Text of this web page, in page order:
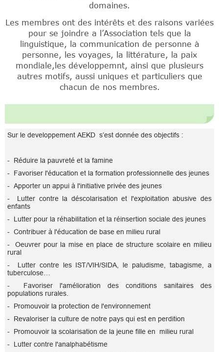
domaines.
Les membres ont des intérêts et des raisons variées
pour se joindre a l’Association tels que la
linguistique, la communication de personne à
personne, les voyages, la littérature, la paix
mondiale,les développemnt, ainsi que plusieurs
autres motifs, aussi uniques et particuliers que
chacun de nos membres.
Sur le developpement AEKD s’est donnée des objectifs :
- Réduire la pauvreté et la famine
- Favoriser l'éducation et la formation professionnelle des jeunes
- Apporter un appui à l'initiative privée des jeunes
- Lutter contre la déscolarisation et l'exploitation abusive des
enfants
- Lutter pour la réhabilitation et la réinsertion sociale des jeunes
- Contribuer à l'éducation de base en milieu rural
- Oeuvrer pour la mise en place de structure scolaire en milieu
rural
- Lutter contre les IST/VIH/SIDA, le paludisme, tabagisme, a
tuberculose…
- Favoriser l'amélioration des conditions sanitaires des
populations rurales.
- Promouvoir la protection de l'environnement
- Revaloriser la culture de notre pays qui est en perdition
- Promouvoir la scolarisation de la jeune fille en milieu rural
- Lutter contre l'analphabétisme